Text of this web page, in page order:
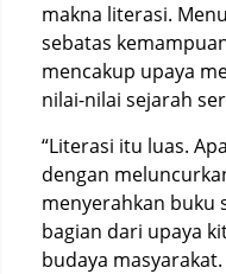
makna literasi.
sebatas
mencakup upaya
nilai-nilai sejarah
“Literasi itu luas.
dengan
menyerahkan buku
bagian dari upaya
budaya